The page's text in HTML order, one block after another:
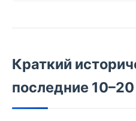
Краткий
последние